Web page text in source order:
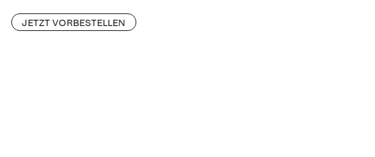
JETZT VORBESTELLEN